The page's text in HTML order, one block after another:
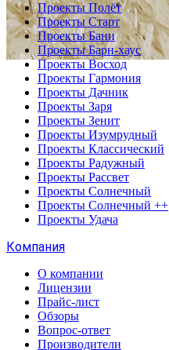
Проекты Полёт
Проекты Старт
Проекты Бани
Проекты Барн-хаус
Проекты Восход
Проекты Гармония
Проекты Дачник
Проекты Заря
Проекты Зенит
Проекты Изумрудный
Проекты Классический
Проекты Радужный
Проекты Рассвет
Проекты Солнечный
Проекты Солнечный ++
Проекты Удача
Компания
О компании
Лицензии
Прайс-лист
Обзоры
Вопрос-ответ
Производители